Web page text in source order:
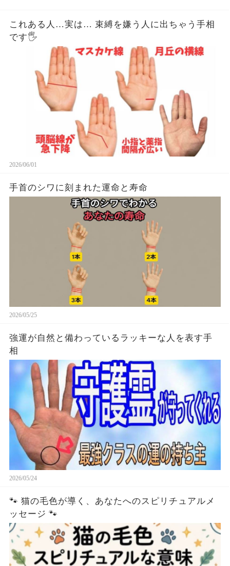
これある人…実は… 束縛を嫌う人に出ちゃう手相
です🖐️
2026/06/01
手首のシワに刻まれた運命と寿命
2026/05/25
強運が自然と備わっているラッキーな人を表す手
相
2026/05/24
🐾 猫の毛色が導く、あなたへのスピリチュアルメ
ッセージ 🐾